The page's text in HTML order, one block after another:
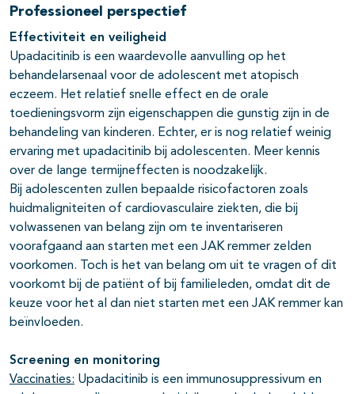
Professioneel perspectief
Effectiviteit en veiligheid
Upadacitinib is een waardevolle aanvulling op het
behandelarsenaal voor de adolescent met atopisch
eczeem. Het relatief snelle effect en de orale
toedieningsvorm zijn eigenschappen die gunstig zijn in de
behandeling van kinderen. Echter, er is nog relatief weinig
ervaring met upadacitinib bij adolescenten. Meer kennis
over de lange termijneffecten is noodzakelijk.
Bij adolescenten zullen bepaalde risicofactoren zoals
huidmaligniteiten of cardiovasculaire ziekten, die bij
volwassenen van belang zijn om te inventariseren
voorafgaand aan starten met een JAK remmer zelden
voorkomen. Toch is het van belang om uit te vragen of dit
voorkomt bij de patiënt of bij familieleden, omdat dit de
keuze voor het al dan niet starten met een JAK remmer kan
beïnvloeden.
Screening en monitoring
Vaccinaties: Upadacitinib is een immunosuppressivum en